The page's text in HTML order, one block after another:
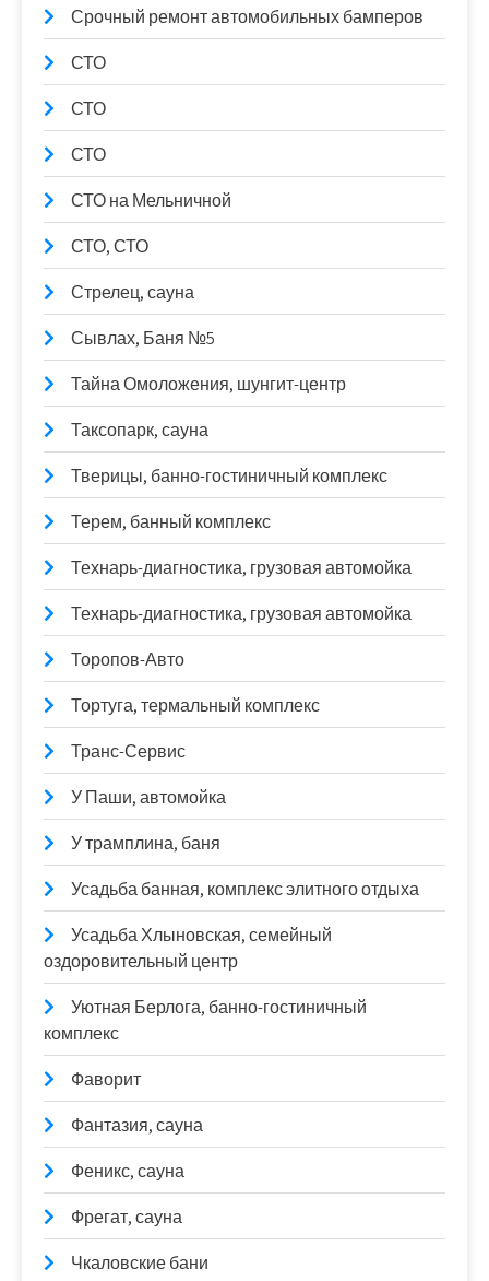
Срочный ремонт автомобильных бамперов
СТО
СТО
СТО
СТО на Мельничной
СТО, СТО
Стрелец, сауна
Сывлах, Баня №5
Тайна Омоложения, шунгит-центр
Таксопарк, сауна
Тверицы, банно-гостиничный комплекс
Терем, банный комплекс
Технарь-диагностика, грузовая автомойка
Технарь-диагностика, грузовая автомойка
Торопов-Авто
Тортуга, термальный комплекс
Транс-Сервис
У Паши, автомойка
У трамплина, баня
Усадьба банная, комплекс элитного отдыха
Усадьба Хлыновская, семейный
оздоровительный центр
Уютная Берлога, банно-гостиничный
комплекс
Фаворит
Фантазия, сауна
Феникс, сауна
Фрегат, сауна
Чкаловские бани